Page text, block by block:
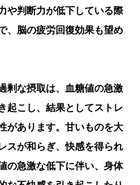
や判断力が低下している際
、脳の疲労回復効果も望め
剰な摂取は、血糖値の急激
起こし、結果としてストレ
があります。甘いものを大
スが和らぎ、快感を得られ
の急激な低下に伴い、身体